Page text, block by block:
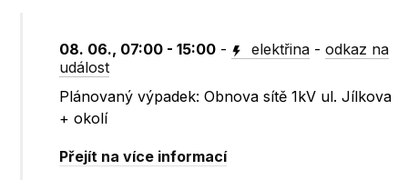
08. 06., 07:00 - 15:00 - elektřina -odkaz na
událost
Plánovaný výpadek: Obnova sítě 1kV ul. Jílkova
+ okolí
Přejít na více informací